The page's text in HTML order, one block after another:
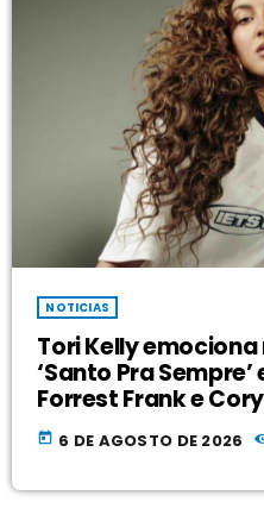
NOTICIAS
Tori Kelly
‘Santo Pra
Forrest Frank e
today 6 DE AGOSTO DE 2026